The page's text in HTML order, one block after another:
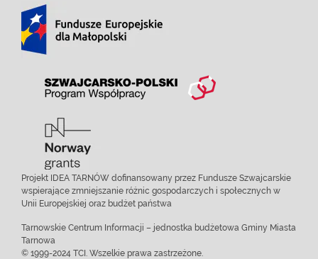
Projekt IDEA TARNÓW dofinansowany przez Fundusze Szwajcarskie
wspierające zmniejszanie różnic gospodarczych i społecznych w
Unii Europejskiej oraz budżet państwa
Tarnowskie Centrum Informacji – jednostka budżetowa Gminy Miasta
Tarnowa
© 1999-2024 TCI. Wszelkie prawa zastrzeżone.